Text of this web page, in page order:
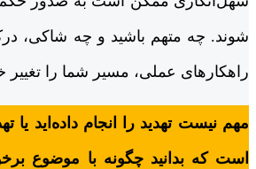
شوند. چه متهم باشید و چه شاکی،
راهکارهای عملی، مسیر شما را تغییر
مهم نیست تهدید را انجام داده‌اید یا
است که بدانید چگونه با موضوع